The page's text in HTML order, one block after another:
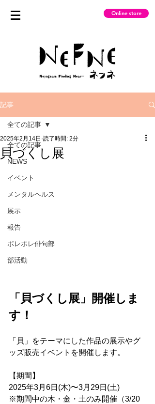
Online store
記事
全ての記事
NEWS
イベント
メンタルヘルス
展示
報告
ポレポレ俳句部
部活動
全ての記事
貝づくし展
2025年2月14日 読了時間: 2分
「貝づくし展」開催しま
す！
「貝」をテーマにした作品の展示やグ
ッズ販売イベントを開催します。
【期間】
2025年3月6日(木)〜3月29日(土)
※期間中の木・金・土のみ開催（3/20